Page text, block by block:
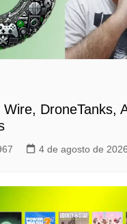
Wire, DroneTanks,
4 de agosto de 2026